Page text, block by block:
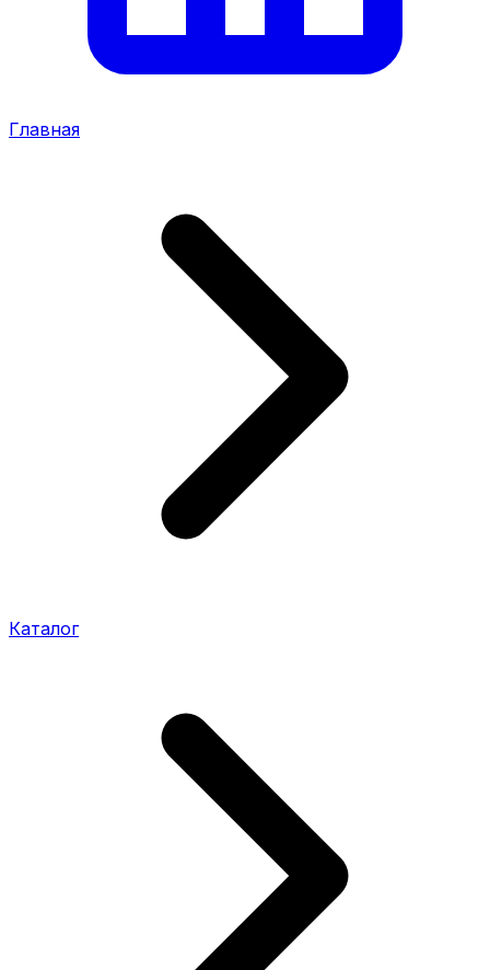
Главная
Каталог